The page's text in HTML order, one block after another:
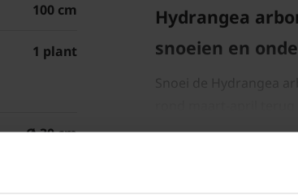
100 cm
1 plant
Ø 30 cm
Hydrangea
snoeien en
Snoei de Hydrangea
grond. De malste
bloemen verschijnen
hortensia uit tot